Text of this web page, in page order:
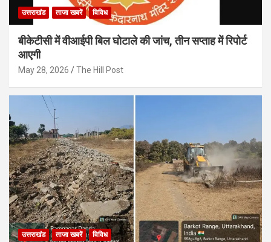
उत्तराखंड ताजा खबरें विविध
बीकेटीसी में वीआईपी बिल घोटाले की जांच, तीन सप्ताह में रिपोर्ट
आएगी
May 28, 2026 The Hill Post
उत्तराखंड ताजा खबरें विविध